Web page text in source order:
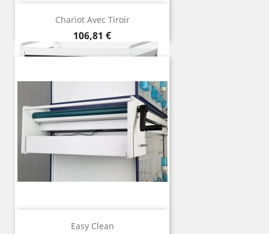
Chariot Avec Tiroir
Precio
106,81 €
Easy Clean